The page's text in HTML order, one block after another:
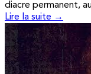
diacre permanent,
Lire la suite →